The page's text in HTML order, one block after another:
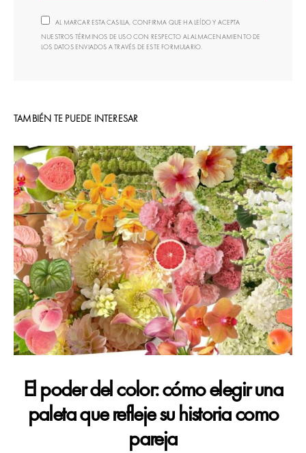
AL MARCAR ESTA CASILLA, CONFIRMA QUE HA LEÍDO Y ACEPTA
NUESTROS TÉRMINOS DE USO CON RESPECTO AL ALMACENAMIENTO DE
LOS DATOS ENVIADOS A TRAVÉS DE ESTE FORMULARIO.
TAMBIÉN TE PUEDE INTERESAR
El poder del color: cómo elegir una
paleta que refleje su historia como
pareja